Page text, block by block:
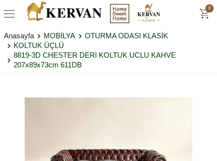
0
Anasayfa MOBİLYA
OTURMA ODASI KLASİK
KOLTUK ÜÇLÜ
8819-3D CHESTER DERI KOLTUK UCLU KAHVE
207x89x73cm 611DB